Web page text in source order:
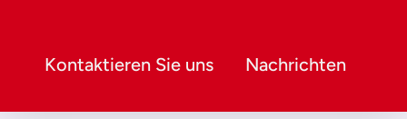
Kontaktieren Sie uns Nachrichten